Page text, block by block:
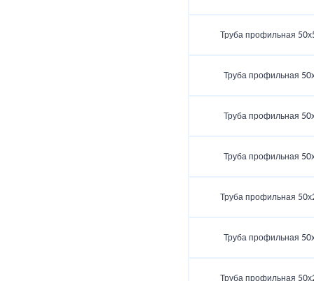
Труба профильная
Труба профильная
Труба профильная
Труба профильная
Труба профильная
Труба профильная
Труба профильная